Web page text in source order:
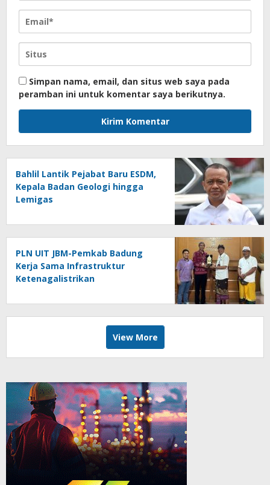
Simpan nama, email, dan situs web saya pada
peramban ini untuk komentar saya berikutnya.
Bahlil Lantik Pejabat Baru ESDM,
Kepala Badan Geologi hingga
Lemigas
PLN UIT JBM-Pemkab Badung
Kerja Sama Infrastruktur
Ketenagalistrikan
View More